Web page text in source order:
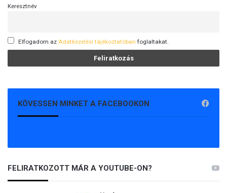
Keresztnév
Elfogadom az Adatkezelési tájékoztatóban foglaltakat.
KÖVESSEN MINKET A FACEBOOKON
FELIRATKOZOTT MÁR A YOUTUBE-ON?